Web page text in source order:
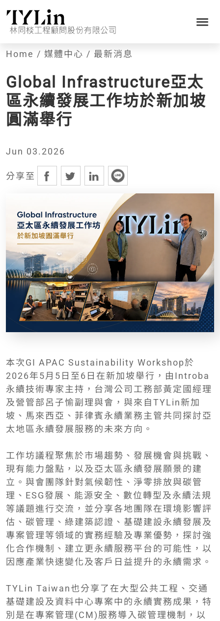
最新消息
Home / 媒體中心 / 最新消息
Global Infrastructure亞太
區永續發展工作坊於新加坡
圓滿舉行
Jun 03.2026
分享至
本次GI APAC Sustainability Workshop於
2026年5月5日至6日在新加坡舉行，由Introba
永續技術專家主持，台灣公司工務部黃定國經理
及營管部呂子愉副理與會，與來自TYLin新加
坡、馬來西亞、菲律賓永續業務主管共同探討亞
太地區永續發展服務的未來方向。
工作坊議程聚焦於市場趨勢、發展機會與挑戰、
現有能力盤點，以及亞太區永續發展願景的建
立。與會團隊針對氣候韌性、淨零排放與碳管
理、ESG發展、能源安全、數位轉型及永續法規
等議題進行交流，並分享各地團隊在環境影響評
估、碳管理、綠建築認證、基礎建設永續發展及
專案管理等領域的實務經驗及專業優勢，探討強
化合作機制、建立更永續服務平台的可能性，以
因應產業快速變化及客戶日益提升的永續需求。
TYLin Taiwan也分享了在大型公共工程、交通
基礎建設及資料中心專案中的永續實務成果，特
別是在專案管理(CM)服務導入碳管理機制，以